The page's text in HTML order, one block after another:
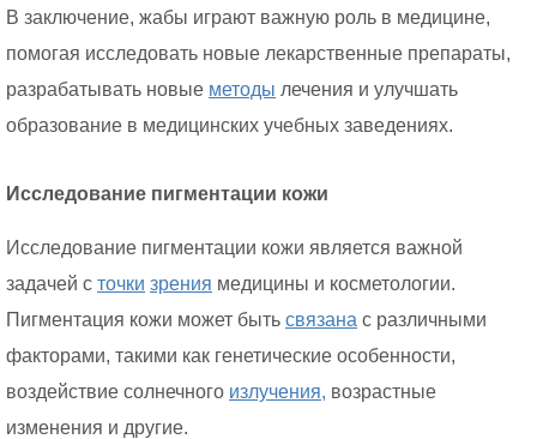
В заключение, жабы играют важную роль в медицине,
помогая исследовать новые лекарственные препараты,
разрабатывать новые методы лечения и улучшать
образование в медицинских учебных заведениях.
Исследование пигментации кожи
Исследование пигментации кожи является важной
задачей с точки зрения медицины и косметологии.
Пигментация кожи может быть связана с различными
факторами, такими как генетические особенности,
воздействие солнечного излучения, возрастные
изменения и другие.